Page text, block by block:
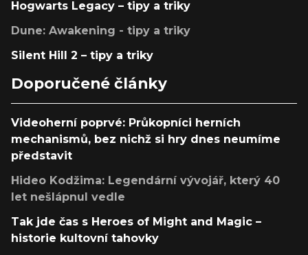
Hogwarts Legacy – tipy a triky
Dune: Awakening - tipy a triky
Silent Hill 2 – tipy a triky
Doporučené články
Videoherní poprvé: Průkopníci herních
mechanismů, bez nichž si hry dnes neumíme
představit
Hideo Kodžima: Legendární vývojář, který 40
let nešlápnul vedle
Tak jde čas s Heroes of Might and Magic –
historie kultovní tahovky